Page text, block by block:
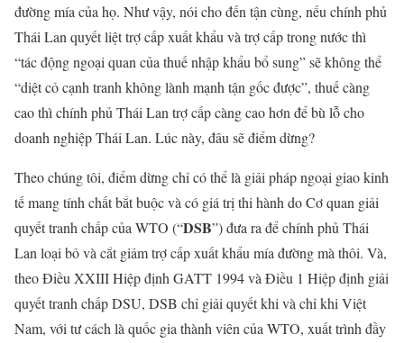
đường mía của họ. Như vậy, nói cho đến tận cùng, nếu chính phủ
Thái Lan quyết liệt trợ cấp xuất khẩu và trợ cấp trong nước thì
“tác động ngoại quan của thuế nhập khẩu bổ sung” sẽ không thể
“diệt cỏ cạnh tranh không lành mạnh tận gốc được”, thuế càng
cao thì chính phủ Thái Lan trợ cấp càng cao hơn để bù lỗ cho
doanh nghiệp Thái Lan. Lúc này, đâu sẽ điểm dừng?
Theo chúng tôi, điểm dừng chỉ có thể là giải pháp ngoại giao kinh
tế mang tính chất bắt buộc và có giá trị thi hành do Cơ quan giải
quyết tranh chấp của WTO (“DSB”) đưa ra để chính phủ Thái
Lan loại bỏ và cắt giảm trợ cấp xuất khẩu mía đường mà thôi. Và,
theo Điều XXIII Hiệp định GATT 1994 và Điều 1 Hiệp định giải
quyết tranh chấp DSU, DSB chỉ giải quyết khi và chỉ khi Việt
Nam, với tư cách là quốc gia thành viên của WTO, xuất trình đầy